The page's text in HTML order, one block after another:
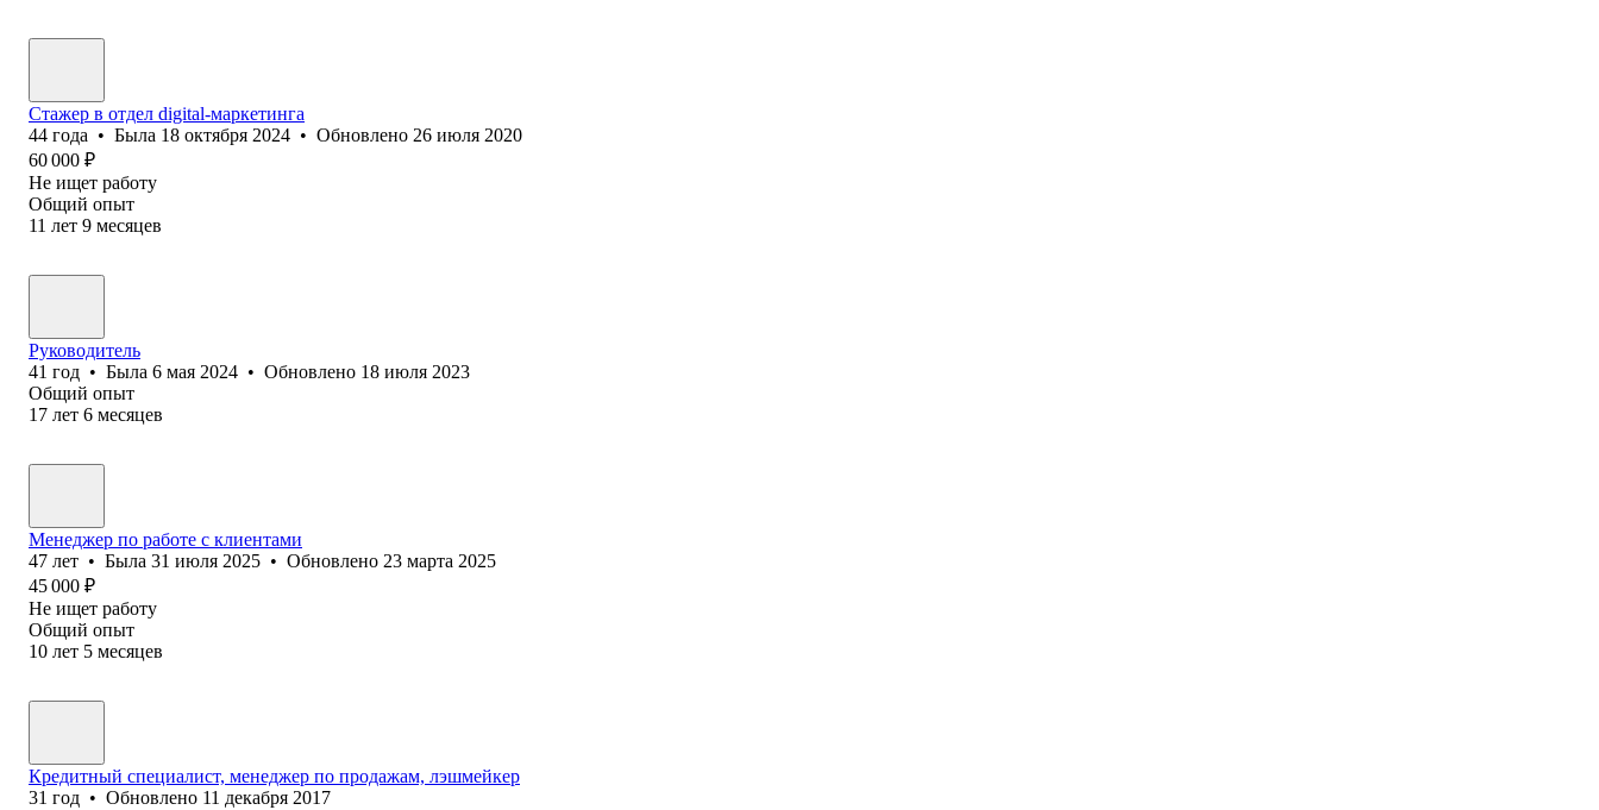
Стажер в отдел digital-маркетинга
44 года • Была 18 октября 2024 • Обновлено 26 июля 2020
60 000 ₽
Не ищет работу
Общий опыт
11 лет 9 месяцев
Руководитель
41 год • Была 6 мая 2024 • Обновлено 18 июля 2023
Общий опыт
17 лет 6 месяцев
Менеджер по работе с клиентами
47 лет • Была 31 июля 2025 • Обновлено 23 марта 2025
45 000 ₽
Не ищет работу
Общий опыт
10 лет 5 месяцев
Кредитный специалист, менеджер по продажам, лэшмейкер
31 год • Обновлено 11 декабря 2017